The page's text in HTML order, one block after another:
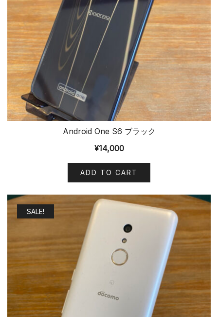
Android One S6 ブラック
¥14,000
ADD TO CART
SALE!